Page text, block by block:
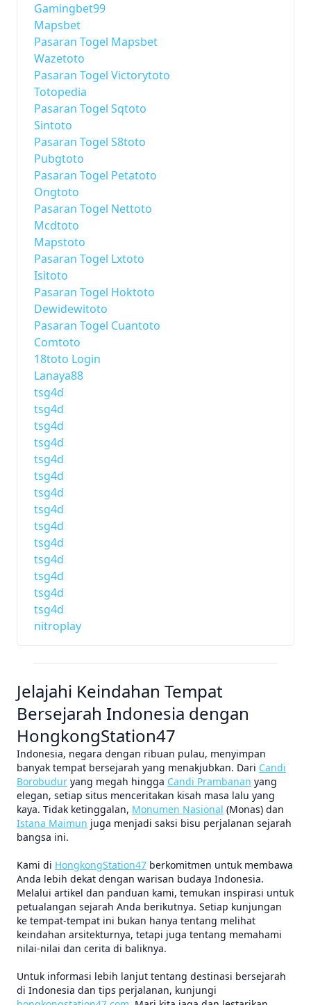
Gamingbet99
Mapsbet
Pasaran Togel Mapsbet
Wazetoto
Pasaran Togel Victorytoto
Totopedia
Pasaran Togel Sqtoto
Sintoto
Pasaran Togel S8toto
Pubgtoto
Pasaran Togel Petatoto
Ongtoto
Pasaran Togel Nettoto
Mcdtoto
Mapstoto
Pasaran Togel Lxtoto
Isitoto
Pasaran Togel Hoktoto
Dewidewitoto
Pasaran Togel Cuantoto
Comtoto
18toto Login
Lanaya88
tsg4d
tsg4d
tsg4d
tsg4d
tsg4d
tsg4d
tsg4d
tsg4d
tsg4d
tsg4d
tsg4d
tsg4d
tsg4d
tsg4d
nitroplay
Jelajahi Keindahan Tempat
Bersejarah Indonesia dengan
HongkongStation47
Indonesia, negara dengan ribuan pulau, menyimpan
banyak tempat bersejarah yang menakjubkan. Dari Candi
Borobudur yang megah hingga Candi Prambanan yang
elegan, setiap situs menceritakan kisah masa lalu yang
kaya. Tidak ketinggalan, Monumen Nasional (Monas) dan
Istana Maimun juga menjadi saksi bisu perjalanan sejarah
bangsa ini.
Kami di HongkongStation47 berkomitmen untuk membawa
Anda lebih dekat dengan warisan budaya Indonesia.
Melalui artikel dan panduan kami, temukan inspirasi untuk
petualangan sejarah Anda berikutnya. Setiap kunjungan
ke tempat-tempat ini bukan hanya tentang melihat
keindahan arsitekturnya, tetapi juga tentang memahami
nilai-nilai dan cerita di baliknya.
Untuk informasi lebih lanjut tentang destinasi bersejarah
di Indonesia dan tips perjalanan, kunjungi